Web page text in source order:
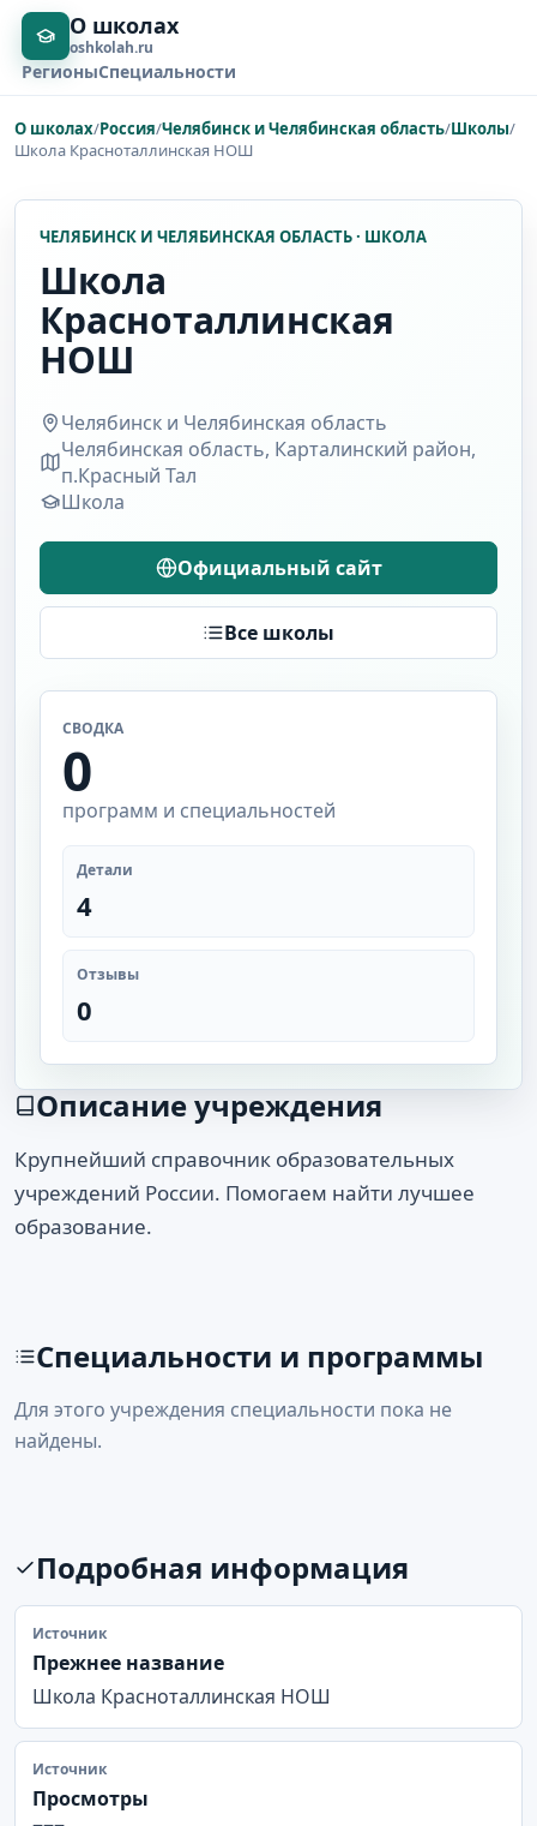
О школах
oshkolah.ru
РегионыСпециальности
О школах/Россия/Челябинск и Челябинская область/Школы/
Школа Красноталлинская НОШ
ЧЕЛЯБИНСК И ЧЕЛЯБИНСКАЯ ОБЛАСТЬ · ШКОЛА
Школа
Красноталлинская
НОШ
Челябинск и Челябинская область
Челябинская область, Карталинский район,
п.Красный Тал
Школа
Официальный сайт
Все школы
СВОДКА
0
программ и специальностей
Детали
4
Отзывы
0
Описание учреждения
Крупнейший справочник образовательных
учреждений России. Помогаем найти лучшее
образование.
Специальности и программы
Для этого учреждения специальности пока не
найдены.
Подробная информация
Источник
Прежнее название
Школа Красноталлинская НОШ
Источник
Просмотры